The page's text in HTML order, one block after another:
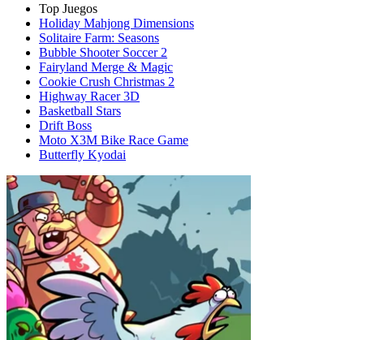
Top Juegos
Holiday Mahjong Dimensions
Solitaire Farm: Seasons
Bubble Shooter Soccer 2
Fairyland Merge & Magic
Cookie Crush Christmas 2
Highway Racer 3D
Basketball Stars
Drift Boss
Moto X3M Bike Race Game
Butterfly Kyodai